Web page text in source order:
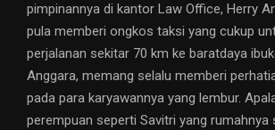
pimpinannya di kantor Law Office, Herry
pula memberi ongkos taksi yang cukup
perjalanan sekitar 70 km ke baratdaya
Anggara, memang selalu memberi
pada para karyawannya yang lembur.
perempuan seperti Savitri yang rumahnya